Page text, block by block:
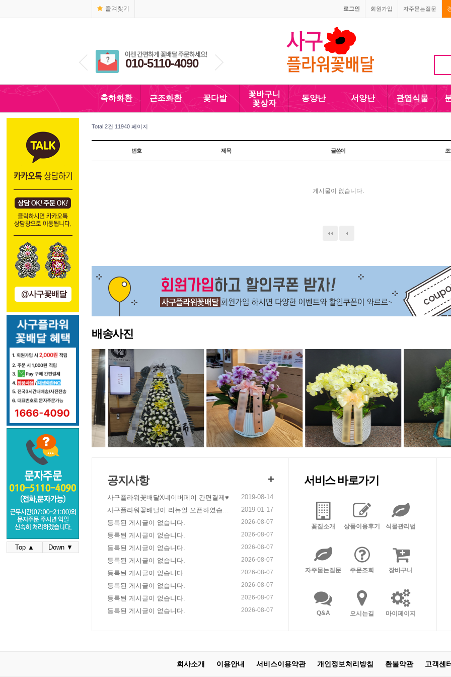
즐겨찾기 자주묻는질문
회원가입
로그인
1666-4090 010-5110-4090 1666-4090 010-5110-4090
축하화환 근조화환 꽃다발
꽃바구니
꽃상자
동양난 서양난 관엽식물
@사구꽃배달
Top ▲ Down ▼
Total 2건 11940 페이지
번호 제목 글쓴이
게시물이 없습니다.
배송사진
공지사항 +
사구플라워꽃배달X네이버페이 간편결제♥
2019-08-14
사구플라워꽃배달이 리뉴얼 오픈하였습니
다!
2019-01-17
등록된 게시글이 없습니다.
2026-08-07
등록된 게시글이 없습니다. 2026-08-07
등록된 게시글이 없습니다. 2026-08-07
등록된 게시글이 없습니다. 2026-08-07
등록된 게시글이 없습니다. 2026-08-07
등록된 게시글이 없습니다. 2026-08-07
등록된 게시글이 없습니다. 2026-08-07
등록된 게시글이 없습니다. 2026-08-07
서비스 바로가기
꽃집소개 상품이용후기 식물관리법
자주묻는질문 주문조회 장바구니
Q&A 오시는길 마이페이지
회사소개 이용안내 서비스이용약관 개인정보처리방침 환불약관 고객센